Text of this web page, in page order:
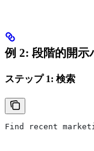
例 2: 段階的開示
ステップ 1: 検索
Find recent